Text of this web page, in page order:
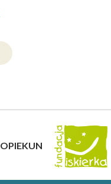
OPIEKUN